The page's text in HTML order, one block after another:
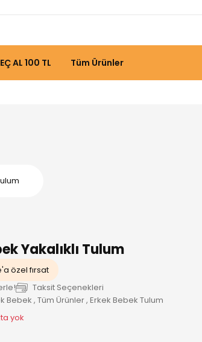
AL 100 TL Tüm Ürünler
Yakalıklı Tulum
özel fırsat
Taksit Seçenekleri
Bebek , Tüm Ürünler, Erkek Bebek Tulum
yok